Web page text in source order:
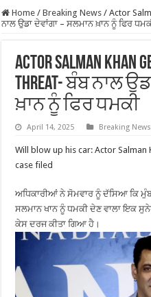
Home / Breaking News / Actor
ਨਾਲ ਉਡਾ ਦੇਵਾਂਗਾ – ਸਲਮਾਨ ਖ਼ਾਨ ਨੂੰ ਫਿਰ
Actor Salman Khan
threat- ਬੰਬ ਨਾਲ
ਖ਼ਾਨ ਨੂੰ ਫਿਰ ਧਮਕੀ
April 14, 2025 Breaking News
Will blow up his car: Actor
case filed
ਅਧਿਕਾਰੀਆਂ ਨੇ ਸੋਮਵਾਰ ਨੂੰ ਦੱਸਿਆ ਕਿ
ਸਲਮਾਨ ਖਾਨ ਨੂੰ ਧਮਕੀ ਦੇਣ ਵਾਲਾ ਇਕ
ਕੇਸ ਦਰਜ ਕੀਤਾ ਗਿਆ ਹੈ।